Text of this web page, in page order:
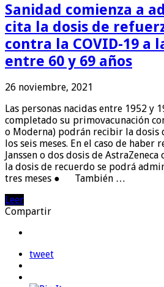
Sanidad comienza a
cita la dosis de
contra la COVID-19 a
entre 60 y 69 años
26 noviembre, 2021
Las personas nacidas entre 1952 y
completado su primovacunación
o Moderna) podrán recibir la dosis
los seis meses. En el caso de haber
Janssen o dos dosis de
la dosis de recuerdo se podrá
tres meses ● También …
Leer
Compartir
tweet